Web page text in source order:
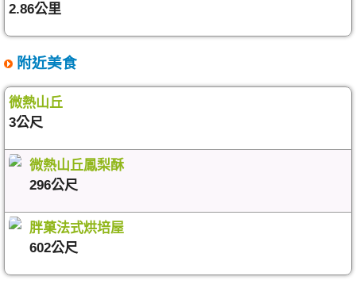
2.86公里
附近美食
微熱山丘
3公尺
微熱山丘鳳梨酥
296公尺
胖菓法式烘培屋
602公尺